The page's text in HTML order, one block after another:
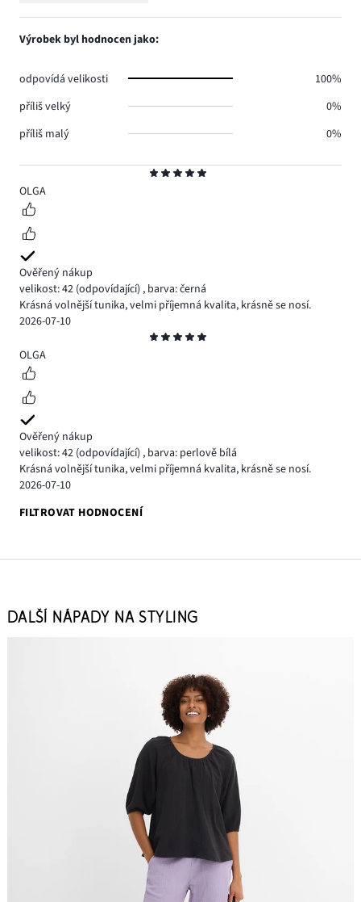
5
OLGA
Ověřený nákup
velikost: 42 (odpovídající) , barva: černá
Krásná volnější tunika, velmi příjemná kvalita, krásně se nosí.
2026-07-10
5
OLGA
Ověřený nákup
velikost: 42 (odpovídající) , barva: perlově bílá
Krásná volnější tunika, velmi příjemná kvalita, krásně se nosí.
2026-07-10
FILTROVAT HODNOCENÍ
1,
Výrobek byl hodnocen jako:
odpovídá velikosti
100%
příliš velký
0%
příliš malý
0%
DALŠÍ NÁPADY NA STYLING